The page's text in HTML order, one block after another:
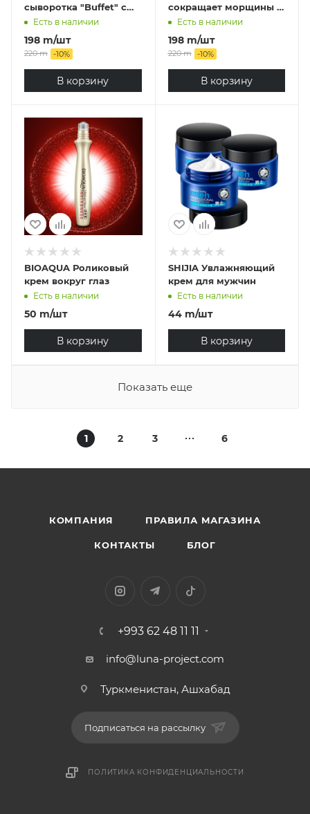
сыворотка "Buffet" с
пептидами меди 1%
,The Ordinary "Buffet" +
Copper Peptides 1%
,30мл
Есть в наличии
198 m/шт
220m -10%
В корзину
сокращает морщины и
улучшает качество
кожи The Ordinary
Granactive Retinoid 2%
Emulsion,30мл
Есть в наличии
198m/шт
220m -10%
В корзину
BIOAQUA Роликовый
крем вокруг глаз
Есть в наличии
50 m/шт
В корзину
SHIJIA Увлажняющий
крем для мужчин
Есть в наличии
44m/шт
В корзину
Показать еще
1 2 3 6
КОМПАНИЯ ПРАВИЛА МАГАЗИНА
КОНТАКТЫ БЛОГ
+993 62 48 11 11
info@luna-project.com
Туркменистан, Ашхабад
Подписаться на рассылку
ПОЛИТИКА КОНФИДЕНЦИАЛЬНОСТИ